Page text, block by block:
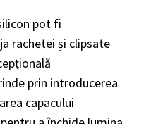
pot fi
rachetei și clipsate
prin introducerea
capacului